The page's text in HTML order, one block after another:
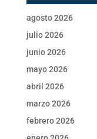
agosto 2026
julio 2026
junio 2026
mayo 2026
abril 2026
marzo 2026
febrero 2026